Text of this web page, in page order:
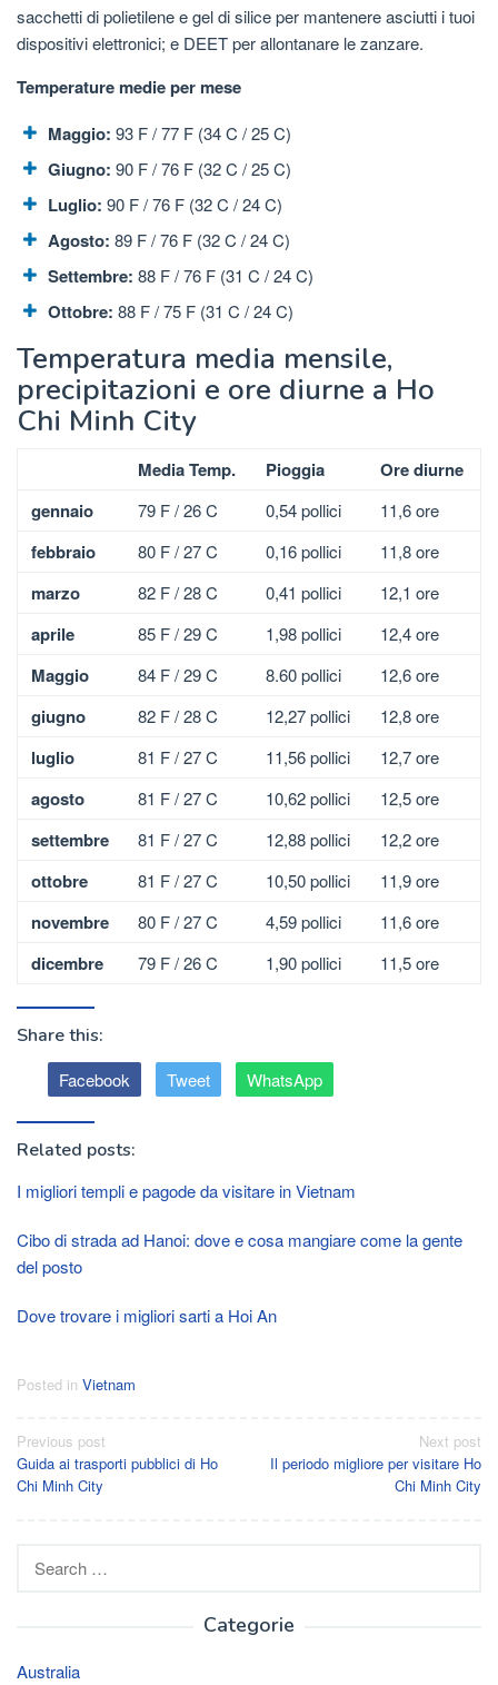
sacchetti di polietilene e gel di silice per mantenere asciutti i tuoi
dispositivi elettronici; e DEET per allontanare le zanzare.
Temperature medie per mese
Maggio: 93 F / 77 F (34 C / 25 C)
Giugno: 90 F / 76 F (32 C / 25 C)
Luglio: 90 F / 76 F (32 C / 24 C)
Agosto: 89 F / 76 F (32 C / 24 C)
Settembre: 88 F / 76 F (31 C / 24 C)
Ottobre: 88 F / 75 F (31 C / 24 C)
Temperatura media mensile,
precipitazioni e ore diurne a Ho
Chi Minh City
Media Temp. Pioggia
Ore diurne
gennaio
79 F / 26 C 0,54 pollici 11,6 ore
febbraio 80 F / 27 C 0,16 pollici 11,8 ore
marzo 82 F / 28 C 0,41 pollici 12,1 ore
aprile 85 F / 29 C 1,98 pollici 12,4 ore
Maggio 84 F / 29 C 8.60 pollici 12,6 ore
giugno 82 F / 28 C 12,27 pollici 12,8 ore
luglio 81 F / 27 C 11,56 pollici 12,7 ore
agosto 81 F / 27 C 10,62 pollici 12,5 ore
settembre 81 F / 27 C 12,88 pollici 12,2 ore
ottobre 81 F / 27 C 10,50 pollici 11,9 ore
novembre 80 F / 27 C 4,59 pollici 11,6 ore
dicembre 79 F / 26 C 1,90 pollici 11,5 ore
Share this:
Facebook Tweet WhatsApp
Related posts:
I migliori templi e pagode da visitare in Vietnam
Cibo di strada ad Hanoi: dove e cosa mangiare come la gente
del posto
Dove trovare i migliori sarti a Hoi An
Posted in Vietnam
Post
navigation
Previous post
Guida ai trasporti pubblici di Ho
Chi Minh City
Next post
Il periodo migliore per visitare Ho
Chi Minh City
Categorie
Australia